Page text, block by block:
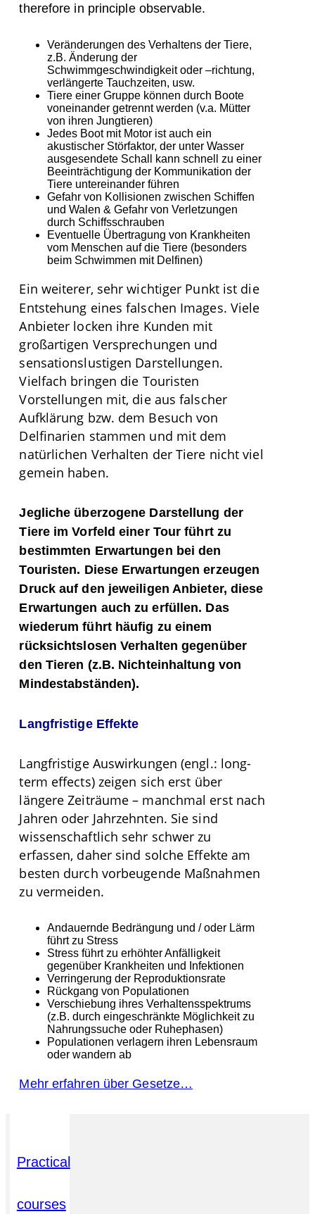
therefore in principle observable.
Veränderungen des Verhaltens der Tiere,
z.B. Änderung der
Schwimmgeschwindigkeit oder –richtung,
verlängerte Tauchzeiten, usw.
Tiere einer Gruppe können durch Boote
voneinander getrennt werden (v.a. Mütter
von ihren Jungtieren)
Jedes Boot mit Motor ist auch ein
akustischer Störfaktor, der unter Wasser
ausgesendete Schall kann schnell zu einer
Beeinträchtigung der Kommunikation der
Tiere untereinander führen
Gefahr von Kollisionen zwischen Schiffen
und Walen & Gefahr von Verletzungen
durch Schiffsschrauben
Eventuelle Übertragung von Krankheiten
vom Menschen auf die Tiere (besonders
beim Schwimmen mit Delfinen)
Ein weiterer, sehr wichtiger Punkt ist die
Entstehung eines falschen Images. Viele
Anbieter locken ihre Kunden mit
großartigen Versprechungen und
sensationslustigen Darstellungen.
Vielfach bringen die Touristen
Vorstellungen mit, die aus falscher
Aufklärung bzw. dem Besuch von
Delfinarien stammen und mit dem
natürlichen Verhalten der Tiere nicht viel
gemein haben.
Jegliche überzogene Darstellung der
Tiere im Vorfeld einer Tour führt zu
bestimmten Erwartungen bei den
Touristen. Diese Erwartungen erzeugen
Druck auf den jeweiligen Anbieter, diese
Erwartungen auch zu erfüllen. Das
wiederum führt häufig zu einem
rücksichtslosen Verhalten gegenüber
den Tieren (z.B. Nichteinhaltung von
Mindestabständen).
Langfristige Effekte
Langfristige Auswirkungen (engl.: long-
term effects) zeigen sich erst über
längere Zeiträume – manchmal erst nach
Jahren oder Jahrzehnten. Sie sind
wissenschaftlich sehr schwer zu
erfassen, daher sind solche Effekte am
besten durch vorbeugende Maßnahmen
zu vermeiden.
Andauernde Bedrängung und / oder Lärm
führt zu Stress
Stress führt zu erhöhter Anfälligkeit
gegenüber Krankheiten und Infektionen
Verringerung der Reproduktionsrate
Rückgang von Populationen
Verschiebung ihres Verhaltensspektrums
(z.B. durch eingeschränkte Möglichkeit zu
Nahrungssuche oder Ruhephasen)
Populationen verlagern ihren Lebensraum
oder wandern ab
Mehr erfahren über Gesetze…
Practical
courses